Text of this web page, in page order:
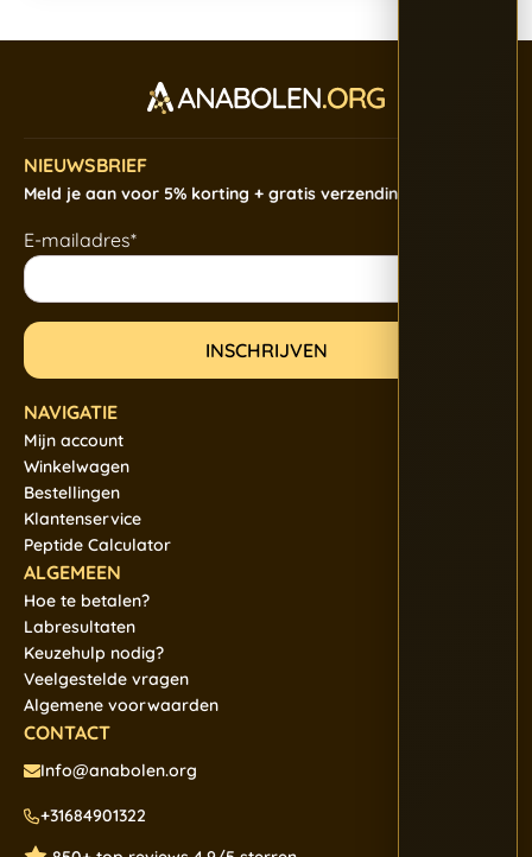
NIEUWSBRIEF
Meld je aan voor 5% korting + gratis verzending
E-mailadres*
NAVIGATIE
Mijn account
Winkelwagen
Bestellingen
Klantenservice
Peptide Calculator
ALGEMEEN
Hoe te betalen?
Labresultaten
Keuzehulp nodig?
Veelgestelde vragen
Algemene voorwaarden
CONTACT
Info@anabolen.org
+31684901322